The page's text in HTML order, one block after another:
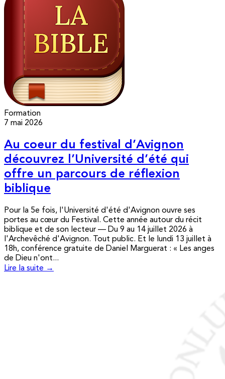
Formation
7 mai 2026
Au coeur du festival d’Avignon
découvrez l’Université d’été qui
offre un parcours de réflexion
biblique
Pour la 5e fois, l'Université d'été d'Avignon ouvre ses
portes au cœur du Festival. Cette année autour du récit
biblique et de son lecteur — Du 9 au 14 juillet 2026 à
l'Archevêché d'Avignon. Tout public. Et le lundi 13 juillet à
18h, conférence gratuite de Daniel Marguerat : « Les anges
de Dieu n'ont...
Lire la suite →